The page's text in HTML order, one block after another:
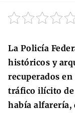
La Policía
históricos y
recuperados
tráfico ilícito
había alfarería,